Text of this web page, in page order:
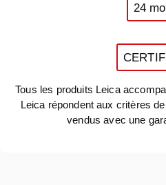
24
Tous les produits Leica
Leica répondent aux critères
vendus avec une